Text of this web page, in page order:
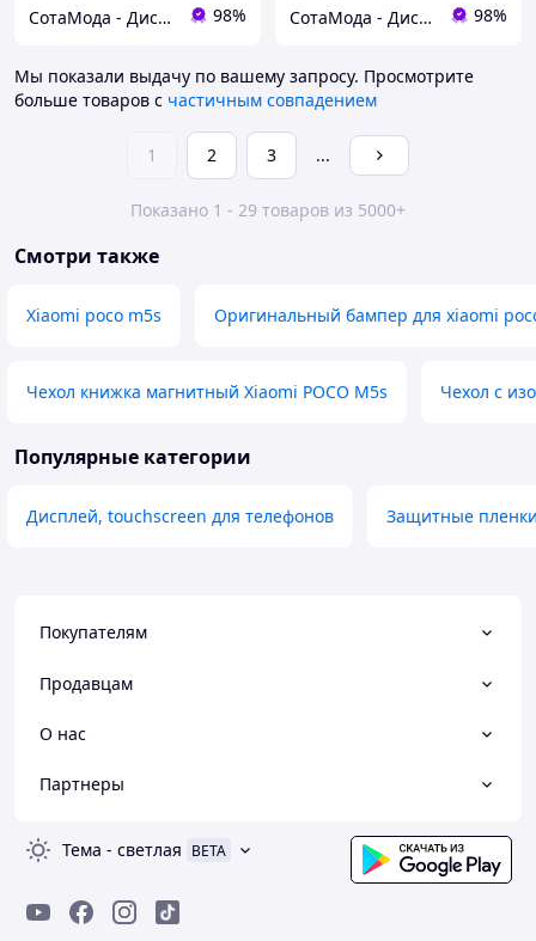
СотаМода - Дискаунтер аксессуаров 98% СотаМода - Дискаунтер аксессуаров 98%
Мы показали выдачу по вашему запросу. Просмотрите
больше товаров с частичным совпадением
1 2 3 ...
Показано 1 - 29 товаров из 5000+
Смотри также
Xiaomi poco m5s Оригинальный бампер для xiaomi
Чехол книжка магнитный Xiaomi POCO M5s Чехол с
Популярные категории
Дисплей, touchscreen для телефонов Защитные пленки
Покупателям
Продавцам
О нас
Партнеры
Тема - светлая BETA